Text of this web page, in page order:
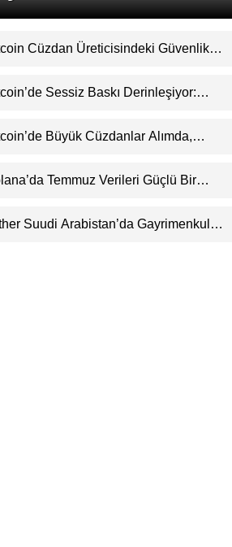
Cüzdan Üreticisindeki Güvenlik
Koruyor
Sessiz Baskı Derinleşiyor:
YokBüyük Cüzdanlar Alımda,
Senaryosuna mı Hazırlanıyor?
Temmuz Verileri Güçlü Bir
Sadece Memecoin’ler Taşımıyor
Suudi Arabistan’da Gayrimenkul